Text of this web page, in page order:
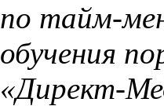
по тайм-
обучения
«Директ-